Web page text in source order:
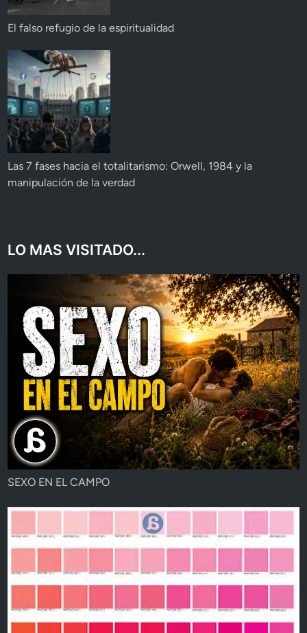
El falso refugio de la espiritualidad
Las 7 fases hacia el totalitarismo: Orwell, 1984 y la
manipulación de la verdad
LO MAS VISITADO...
SEXO EN EL CAMPO